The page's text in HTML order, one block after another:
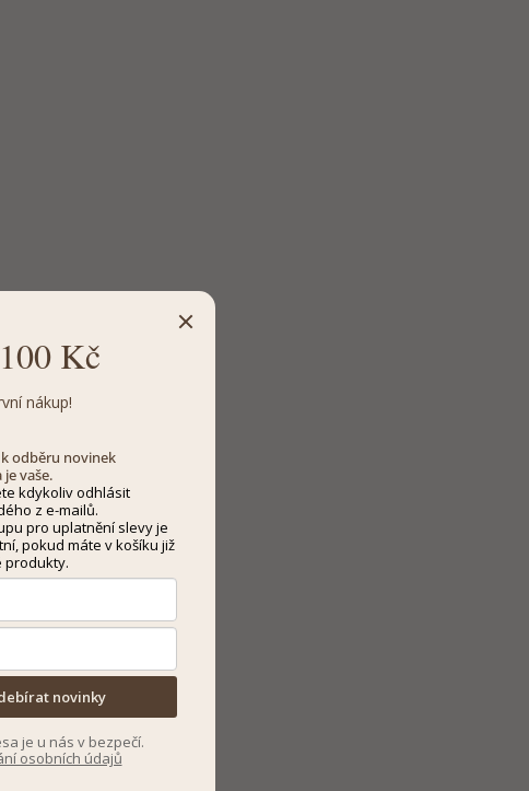
Kč
nákup!
odběru novinek
je vaše.
kdykoliv odhlásit
z e-mailů.
pro uplatnění slevy je
pokud máte v košíku již
produkty.
novinky
je u nás v bezpečí.
osobních údajů